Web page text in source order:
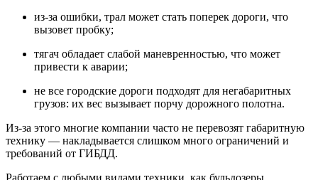
из-за ошибки, трал может стать поперек дороги, что
вызовет пробку;
тягач обладает слабой маневренностью, что может
привести к аварии;
не все городские дороги подходят для негабаритных
грузов: их вес вызывает порчу дорожного полотна.
Из-за этого многие компании часто не перевозят габаритную
технику — накладывается слишком много ограничений и
требований от ГИБДД.